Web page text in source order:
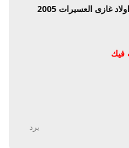
غازى العسيرات 2005
فيك
يرد